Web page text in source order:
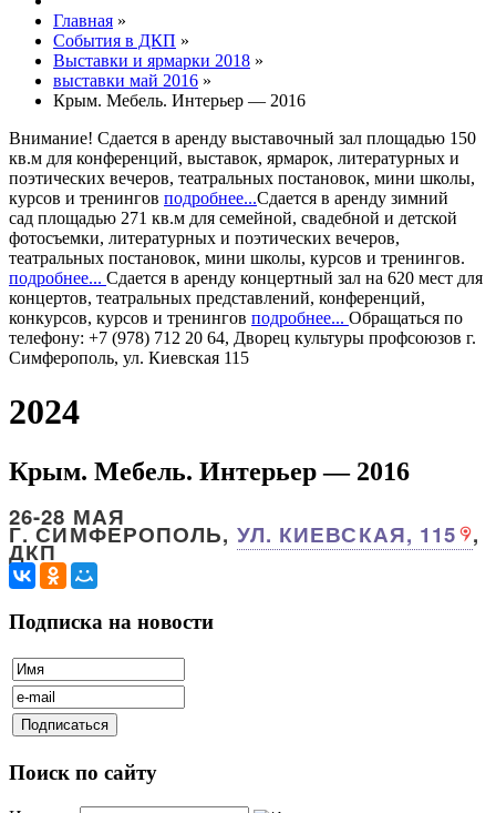
Главная »
События в ДКП »
Выставки и ярмарки 2018 »
выставки май 2016 »
Крым. Мебель. Интерьер — 2016
Внимание! Сдается в аренду выставочный зал площадью 150
кв.м для конференций, выставок, ярмарок, литературных и
поэтических вечеров, театральных постановок, мини школы,
курсов и тренингов подробнее...Сдается в аренду зимний
сад площадью 271 кв.м для семейной, свадебной и детской
фотосъемки, литературных и поэтических вечеров,
театральных постановок, мини школы, курсов и тренингов.
подробнее... Сдается в аренду концертный зал на 620 мест для
концертов, театральных представлений, конференций,
конкурсов, курсов и тренингов подробнее... Обращаться по
телефону: +7 (978) 712 20 64, Дворец культуры профсоюзов г.
Симферополь, ул. Киевская 115
2024
Крым. Мебель. Интерьер — 2016
26-28 МАЯ
Г. СИМФЕРОПОЛЬ, УЛ. КИЕВСКАЯ, 115 ,
ДКП
Подписка на новости
Поиск по сайту